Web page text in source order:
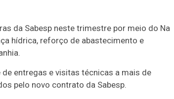
da Sabesp neste trimestre por meio do Na
hídrica, reforço de abastecimento e
entregas e visitas técnicas a mais de
pelo novo contrato da Sabesp.